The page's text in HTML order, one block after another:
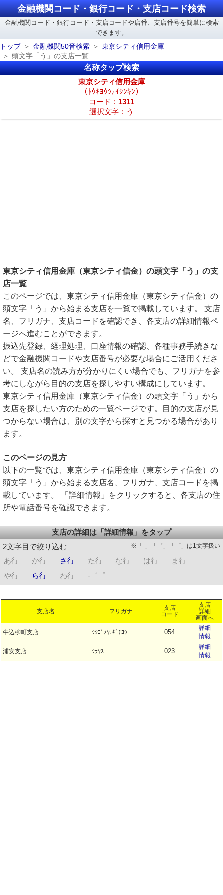
金融機関コード・銀行コード・支店コード検索
金融機関コード・銀行コード・支店コードや店番、支店番号を簡単に検索
できます。
トップ
金融機関50音検索
東京シティ信用金庫
頭文字「う」の支店一覧
名称タップ検索
東京シティ信用金庫
（ﾄｳｷﾖｳｼﾃｲｼﾝｷﾝ）
コード： 1311
選択文字：う
東京シティ信用金庫（東京シティ信金）の頭文字「う」の支
店一覧
このページでは、東京シティ信用金庫（東京シティ信金）の
頭文字「う」から始まる支店を一覧で掲載しています。 支店
名、フリガナ、支店コードを確認でき、各支店の詳細情報ペ
ージへ進むことができます。
振込先登録、経理処理、口座情報の確認、各種事務手続きな
どで金融機関コードや支店番号が必要な場合にご活用くださ
い。 支店名の読み方が分かりにくい場合でも、フリガナを参
考にしながら目的の支店を探しやすい構成にしています。
東京シティ信用金庫（東京シティ信金）の頭文字「う」から
支店を探したい方のための一覧ページです。目的の支店が見
つからない場合は、別の文字から探すと見つかる場合があり
ます。
このページの見方
以下の一覧では、東京シティ信用金庫（東京シティ信金）の
頭文字「う」から始まる支店名、フリガナ、支店コードを掲
載しています。 「詳細情報」をクリックすると、各支店の住
所や電話番号を確認できます。
支店の詳細は「詳細情報」をタップ
2文字目で絞り込む
※「-」「゛」「゜」は1文字扱い
あ行 か行 さ行 た行 な行 は行
ま行
や行
ら行 わ行 -゛゜
支店名 フリガナ
支店
コード
支店
詳細
画面へ
牛込柳町支店 ｳｼｺﾞﾒﾔﾅｷﾞﾁﾖｳ 054
詳細
情報
浦安支店 ｳﾗﾔｽ 023
詳細
情報